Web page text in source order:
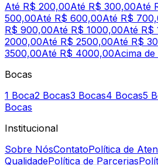
Até R$ 200,00Até R$ 300,00Até
500,00Até R$ 600,00Até R$
R$ 900,00Até R$ 1000,00Até R$
2000,00Até R$ 2500,00Até R$
3500,00Até R$ 4000,00Acima
Bocas
1 Boca2 Bocas3 Bocas4 Bocas5
Bocas
Institucional
Sobre NósContatoPolítica de
QualidadePolítica de Parcerias